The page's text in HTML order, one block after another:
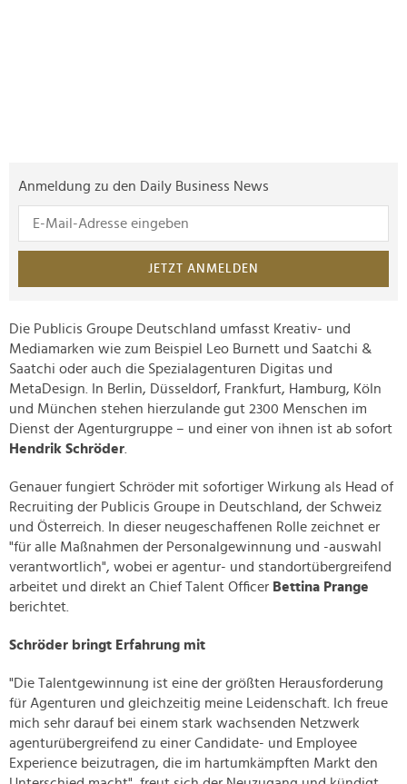
Anmeldung zu den Daily Business News
JETZT ANMELDEN
Die Publicis Groupe Deutschland umfasst Kreativ- und
Mediamarken wie zum Beispiel Leo Burnett und Saatchi &
Saatchi oder auch die Spezialagenturen Digitas und
MetaDesign. In Berlin, Düsseldorf, Frankfurt, Hamburg, Köln
und München stehen hierzulande gut 2300 Menschen im
Dienst der Agenturgruppe – und einer von ihnen ist ab sofort
Hendrik Schröder
Genauer fungiert Schröder mit sofortiger Wirkung als Head of
Recruiting der Publicis Groupe in Deutschland, der Schweiz
und Österreich. In dieser neugeschaffenen Rolle zeichnet er
"für alle Maßnahmen der Personalgewinnung und -auswahl
verantwortlich", wobei er agentur- und standortübergreifend
arbeitet und direkt an Chief Talent Officer Bettina Prange
berichtet.
Schröder bringt Erfahrung mit
"Die Talentgewinnung ist eine der größten Herausforderung
für Agenturen und gleichzeitig meine Leidenschaft. Ich freue
mich sehr darauf bei einem stark wachsenden Netzwerk
agenturübergreifend zu einer Candidate- und Employee
Experience beizutragen, die im hartumkämpften Markt den